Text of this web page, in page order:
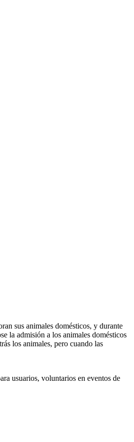
sus animales domésticos, y durante
la admisión a los animales domésticos
los animales, pero cuando las
usuarios, voluntarios en eventos de